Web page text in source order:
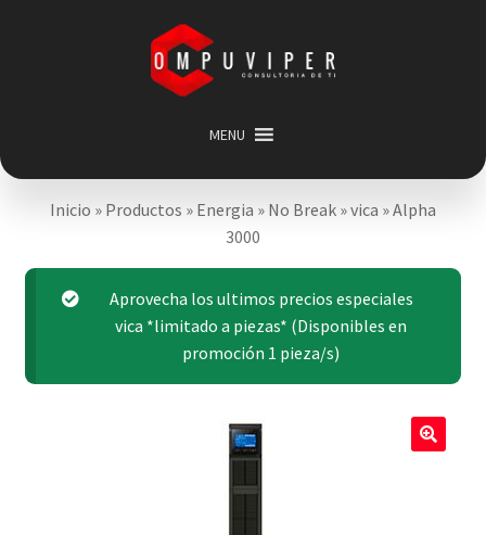
Saltar
navegación
contenido
MENU
Inicio
Categorias
Expandir
hijo
Carrito
Mi cuenta
Acerca de
Inicio » Productos » Energia » No Break »vica »Alpha
3000
Aprovecha los ultimos precios especiales
vica *limitado a piezas* (Disponibles en
promoción 1 pieza/s)